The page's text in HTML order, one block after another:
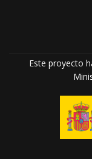
Este proyecto